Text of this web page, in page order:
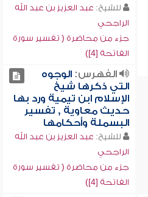
للشيخ: عبد العزيز بن عبد الله
الراجحي
جزء من محاضرة ( تفسير سورة
الفاتحة [4])
الفهرس:الوجوه
التي ذكرها شيخ
الإسلام ابن تيمية ورد بها
حديث معاوية , تفسير
البسملة وأحكامها
للشيخ: عبد العزيز بن عبد الله
الراجحي
جزء من محاضرة ( تفسير سورة
الفاتحة [4])